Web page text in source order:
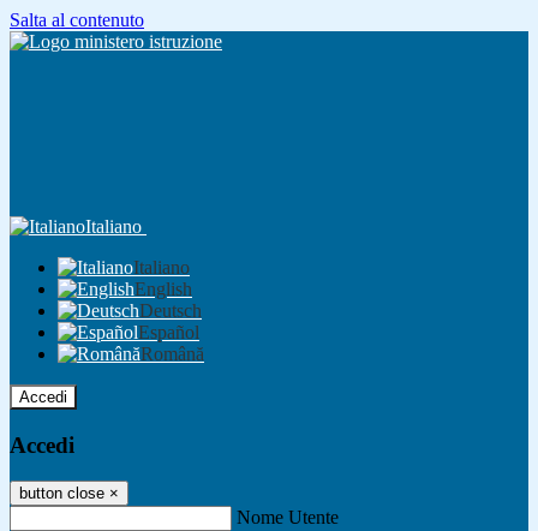
Salta al contenuto
Italiano
Italiano
English
Deutsch
Español
Română
Accedi
Accedi
button close ×
Nome Utente